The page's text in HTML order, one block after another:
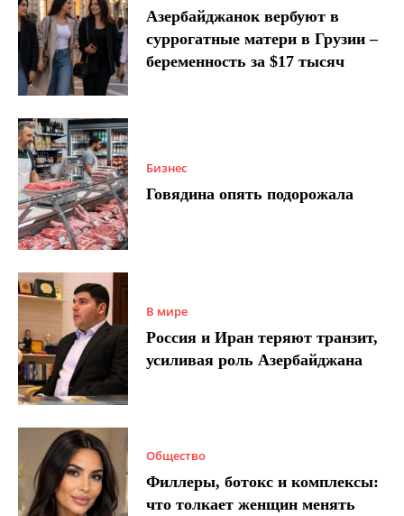
Азербайджанок вербуют в
суррогатные матери в Грузии –
беременность за $17 тысяч
Бизнес
Говядина опять подорожала
В мире
Россия и Иран теряют транзит,
усиливая роль Азербайджана
Общество
Филлеры, ботокс и комплексы:
что толкает женщин менять